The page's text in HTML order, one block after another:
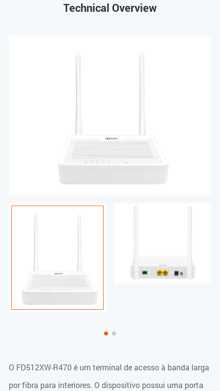
Technical Overview
O FD512XW-R470 é um terminal de acesso à banda larga
por fibra para interiores. O dispositivo possui uma porta